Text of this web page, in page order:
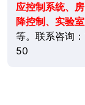
应控制系统、
降控制、实验
等。联系咨询
50